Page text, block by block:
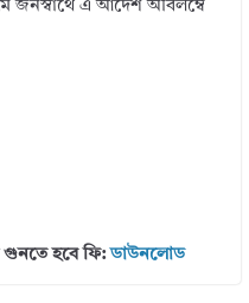
জনস্বার্থে এ আদেশ অবিলম্বে
গুনতে হবে ফি:ডাউনলোড